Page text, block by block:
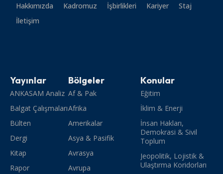
Hakkımızda Kadromuz İşbirlikleri Kariyer
Staj
İletişim
Yayınlar
ANKASAM Analiz
Balgat Çalışmaları
Bülten
Dergi
Kitap
Rapor
Bölgeler
Af & Pak
Afrika
Amerikalar
Asya & Pasifik
Avrasya
Avrupa
Konular
Eğitim
İklim & Enerji
İnsan Hakları,
Demokrasi & Sivil
Toplum
Jeopolitik, Lojistik &
Ulaştırma Koridorları